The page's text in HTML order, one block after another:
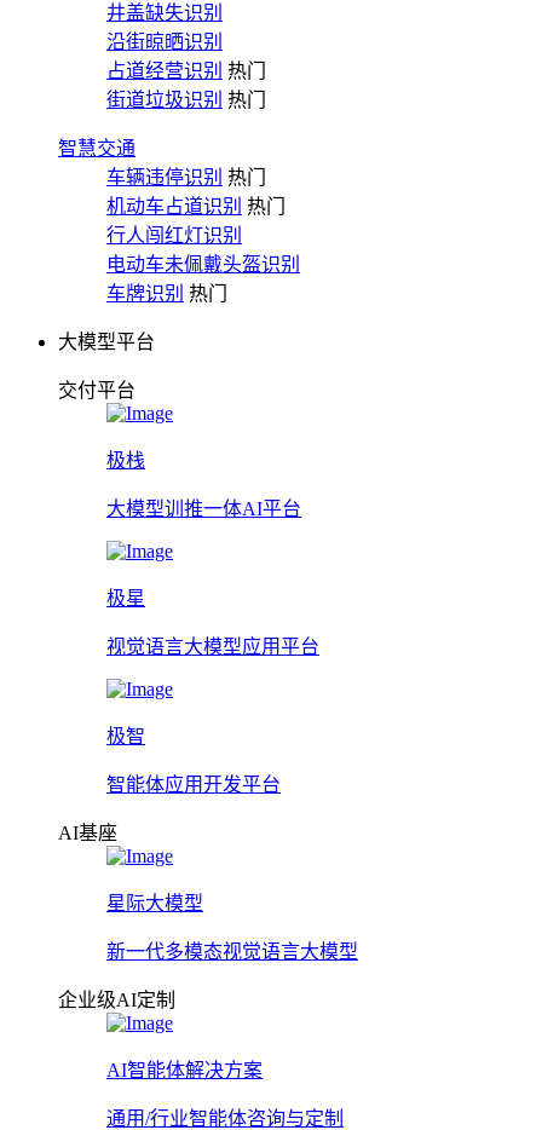
井盖缺失识别
沿街晾晒识别
占道经营识别 热门
街道垃圾识别 热门
智慧交通
车辆违停识别 热门
机动车占道识别 热门
行人闯红灯识别
电动车未佩戴头盔识别
车牌识别 热门
大模型平台
交付平台
极栈
大模型训推一体AI平台
极星
视觉语言大模型应用平台
极智
智能体应用开发平台
AI基座
星际大模型
新一代多模态视觉语言大模型
企业级AI定制
AI智能体解决方案
通用/行业智能体咨询与定制